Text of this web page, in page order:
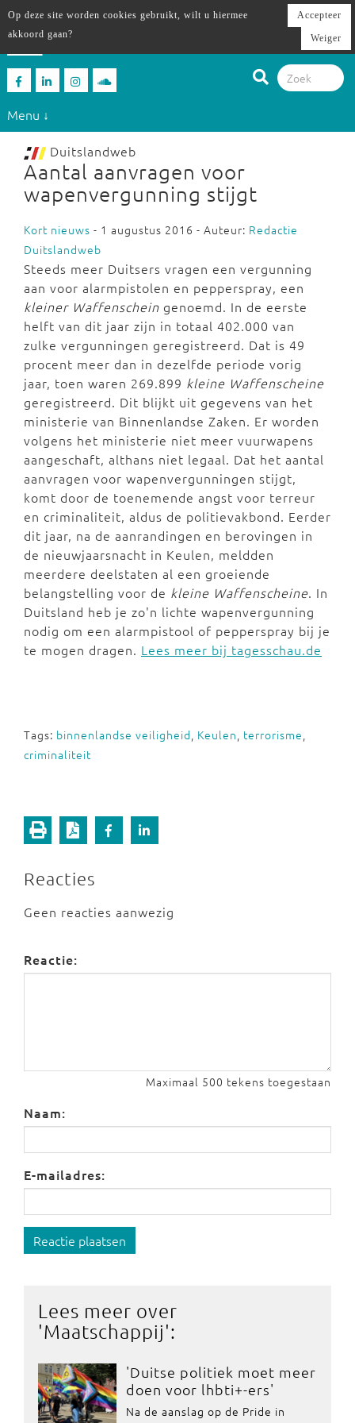
Menu ↓
Duitslandweb
Aantal aanvragen voor
wapenvergunning stijgt
Kort nieuws - 1 augustus 2016 - Auteur: Redactie
Duitslandweb
Steeds meer Duitsers vragen een vergunning
aan voor alarmpistolen en pepperspray, een
kleiner Waffenschein genoemd. In de eerste
helft van dit jaar zijn in totaal 402.000 van
zulke vergunningen geregistreerd. Dat is 49
procent meer dan in dezelfde periode vorig
jaar, toen waren 269.899 kleine Waffenscheine
geregistreerd. Dit blijkt uit gegevens van het
ministerie van Binnenlandse Zaken. Er worden
volgens het ministerie niet meer vuurwapens
aangeschaft, althans niet legaal. Dat het aantal
aanvragen voor wapenvergunningen stijgt,
komt door de toenemende angst voor terreur
en criminaliteit, aldus de politievakbond. Eerder
dit jaar, na de aanrandingen en berovingen in
de nieuwjaarsnacht in Keulen, meldden
meerdere deelstaten al een groeiende
belangstelling voor de kleine Waffenscheine. In
Duitsland heb je zo'n lichte wapenvergunning
nodig om een alarmpistool of pepperspray bij je
te mogen dragen. Lees meer bij tagesschau.de
Tags: binnenlandse veiligheid, Keulen, terrorisme,
criminaliteit
Reacties
Geen reacties aanwezig
Reactie:
Maximaal 500 tekens toegestaan
Naam:
E-mailadres:
Reactie plaatsen
Lees meer over
'Maatschappij':
'Duitse politiek moet meer
doen voor lhbti+-ers'
Na de aanslag op de Pride in
Op deze site worden cookies gebruikt, wilt u hiermee
akkoord gaan?
Accepteer
Weiger